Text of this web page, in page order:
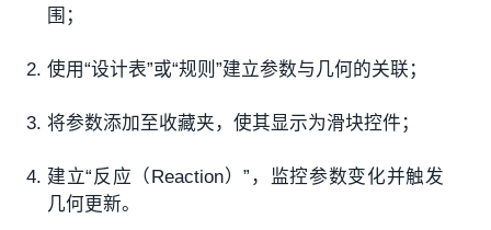
围；
使用“设计表”或“规则”建立参数与几何的关联；
将参数添加至收藏夹，使其显示为滑块控件；
建立“反应（Reaction）”，监控参数变化并触发
几何更新。